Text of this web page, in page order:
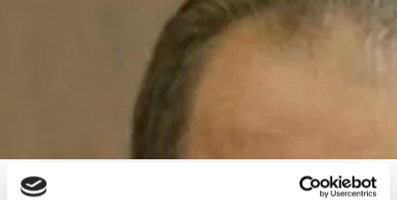
24 Giugno 2021